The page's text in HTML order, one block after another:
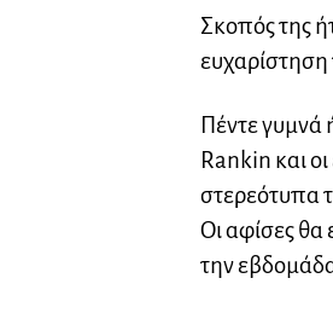
Σκοπός της
ευχαρίστηση
Πέντε γυμνά
Rankin και
στερεότυπα
Οι αφίσες
την